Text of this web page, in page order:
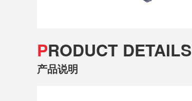
PRODUCT DETAILS
产品说明